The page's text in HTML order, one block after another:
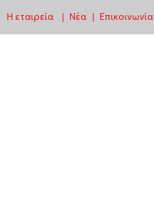
Μεταπηδήστε
Η εταιρεία Νέα Επικοινωνία